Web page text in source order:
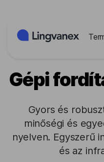
Gépi
Gyors és
minőségi és
nyelven. Egyszerű
és az